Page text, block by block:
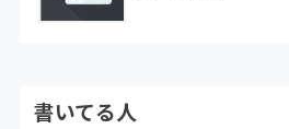
書いてる人